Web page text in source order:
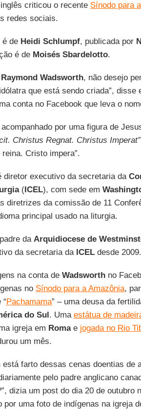
criticou o recente Sínodo para
redes sociais.
é de Heidi Schlumpf, publicada por
é de Moisés Sbardelotto.
Wadsworth, não desejo
que está sendo criada”, disse
conta no Facebook que leva o
por uma figura de
Christus Regnat. Christus Imperat”
Cristo impera”.
diretor executivo da secretaria da
(ICEL), com sede em
diretrizes da comissão de 11
principal usado na liturgia.
da Arquidiocese de
da secretaria da ICELdesde 2009.
na conta de Wadsworthno
no Sínodo para a Amazônia,
“Pachamama” – uma deusa da
do Sul. Uma estátua de
igreja em Romae jogada no Rio
um mês.
está farto dessas cenas doentias de
pelo padre anglicano
dizia um post do dia 20 de outubro
por uma foto de indígenas na igreja